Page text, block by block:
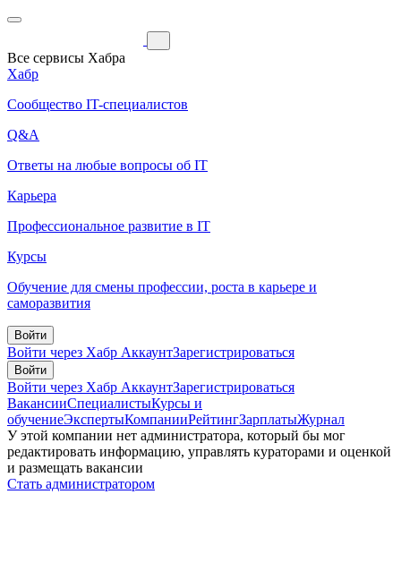
Все сервисы Хабра
Хабр
Сообщество IT-специалистов
Q&A
Ответы на любые вопросы об IT
Карьера
Профессиональное развитие в IT
Курсы
Обучение для смены профессии, роста в карьере и
саморазвития
Войти
Войти через Хабр АккаунтЗарегистрироваться
Войти
Войти через Хабр АккаунтЗарегистрироваться
ВакансииСпециалистыКурсы и
обучениеЭкспертыКомпанииРейтингЗарплатыЖурнал
У этой компании нет администратора, который бы мог
редактировать информацию, управлять кураторами и оценкой
и размещать вакансии
Стать администратором